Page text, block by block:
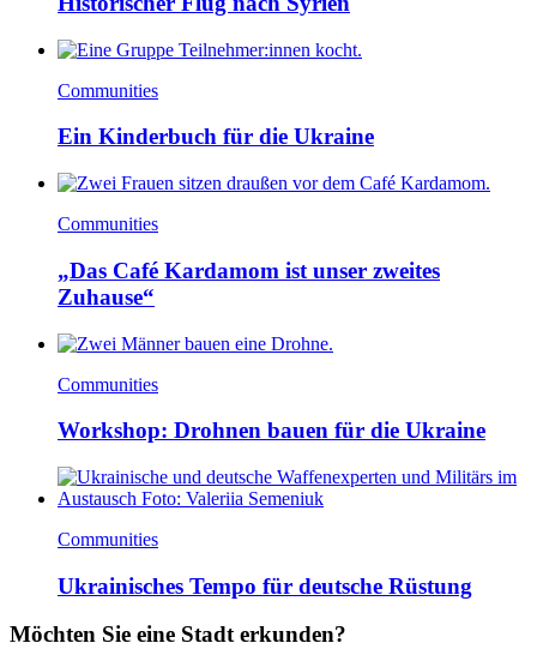
Communities
Ein Kinderbuch für die Ukraine
Communities
„Das Café Kardamom ist unser zweites
Zuhause“
Communities
Workshop: Drohnen bauen für die Ukraine
Communities
Ukrainisches Tempo für deutsche Rüstung
Möchten Sie eine Stadt erkunden?